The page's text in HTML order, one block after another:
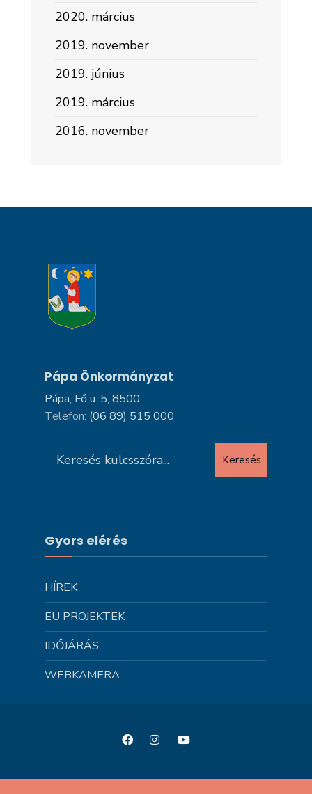
2020. március
2019. november
2019. június
2019. március
2016. november
Pápa Önkormányzat
Pápa, Fő u. 5, 8500
Telefon: (06 89) 515 000
for:
Keresés
Gyors elérés
HÍREK
EU PROJEKTEK
IDŐJÁRÁS
WEBKAMERA